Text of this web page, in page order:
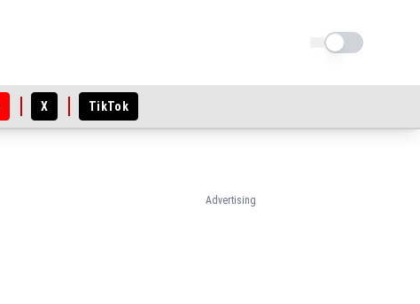
Schimba tema
X TikTok
Advertising